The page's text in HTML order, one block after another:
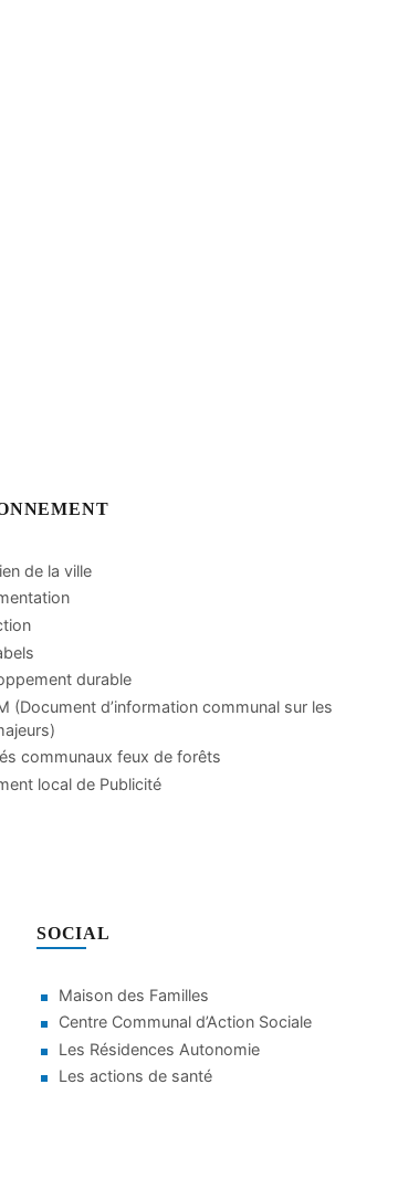
de la ville
durable
(Document d’information communal sur les
communaux feux de forêts
local de Publicité
SOCIAL
Maison des Familles
Centre Communal d’Action Sociale
Les Résidences Autonomie
Les actions de santé